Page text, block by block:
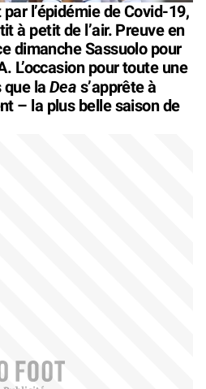
l’épidémie de Covid-19,
à petit de l’air. Preuve en
dimanche Sassuolo pour
L’occasion pour toute une
que la Dea s’apprête à
– la plus belle saison de